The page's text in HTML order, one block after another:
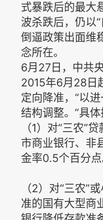
式暴跌后的最大
波杀跌后，仍以
倒逼政策出面维
念所在。
6月27日，中共
2015年6月28日
定向降准，“以
结构调整。”具体
（1）对“三农”
市商业银行、非
金率0.5个百分点
（2）对“三农”
准的国有大型商